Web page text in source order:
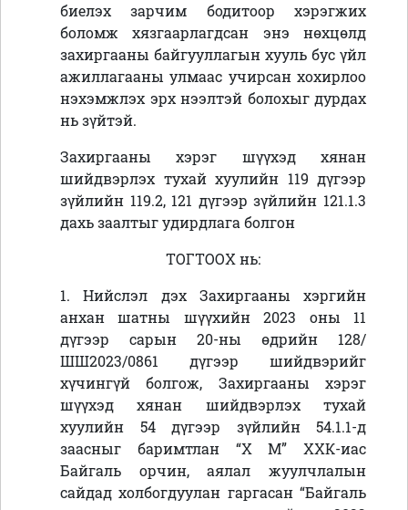
биелэх зарчим бодитоор хэрэгжих
боломж хязгаарлагдсан энэ нөхцөлд
захиргааны байгууллагын хууль бус үйл
ажиллагааны улмаас учирсан хохирлоо
нэхэмжлэх эрх нээлтэй болохыг дурдах
нь зүйтэй.
Захиргааны хэрэг шүүхэд хянан
шийдвэрлэх тухай хуулийн 119 дүгээр
зүйлийн 119.2, 121 дүгээр зүйлийн 121.1.3
дахь заалтыг удирдлага болгон
ТОГТООХ нь:
1. Нийслэл дэх Захиргааны хэргийн
анхан шатны шүүхийн 2023 оны 11
дүгээр сарын 20-ны өдрийн 128/
ШШ2023/0861 дүгээр шийдвэрийг
хүчингүй болгож, Захиргааны хэрэг
шүүхэд хянан шийдвэрлэх тухай
хуулийн 54 дүгээр зүйлийн 54.1.1-д
заасныг баримтлан “Х М” ХХК-иас
Байгаль орчин, аялал жуулчлалын
сайдад холбогдуулан гаргасан “Байгаль